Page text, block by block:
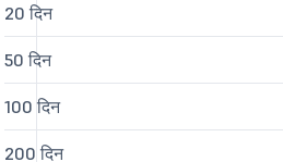
20 दिन
50 दिन
100 दिन
200 दिन